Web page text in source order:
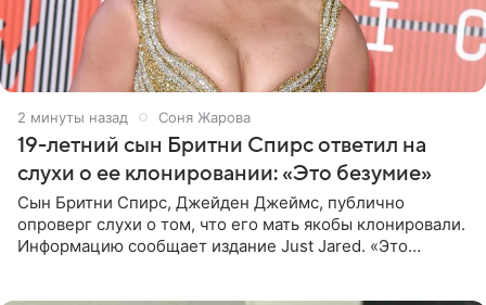
2 минуты назад Соня Жарова
19-летний сын Бритни Спирс ответил на
слухи о ее клонировании: «Это безумие»
Сын Бритни Спирс, Джейден Джеймс, публично
опроверг слухи о том, что его мать якобы клонировали.
Информацию сообщает издание Just Jared. «Это